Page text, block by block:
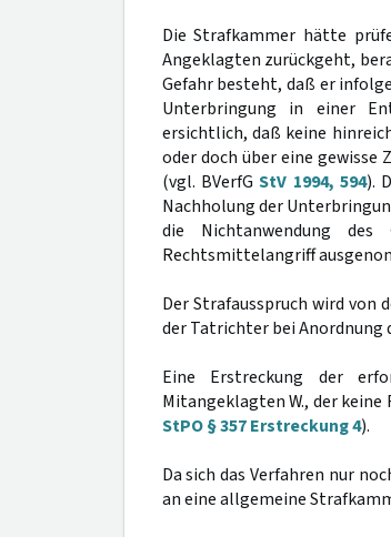
Die Strafkammer hätte
Angeklagten zurückgeht,
Gefahr besteht, daß er
Unterbringung in einer
ersichtlich, daß keine
oder doch über eine gewisse
(vgl. BVerfGStV 1994, 594).
Nachholung der
die Nichtanwendung des
Rechtsmittelangriff
Der Strafausspruch wird von
der Tatrichter bei
Eine Erstreckung der
Mitangeklagten W., der
StPO § 357 Erstreckung 4).
Da sich das Verfahren nur
an eine allgemeine